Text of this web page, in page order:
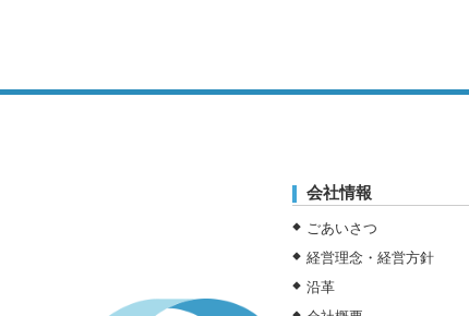
会社情報
ごあいさつ
経営理念・経営方針
沿革